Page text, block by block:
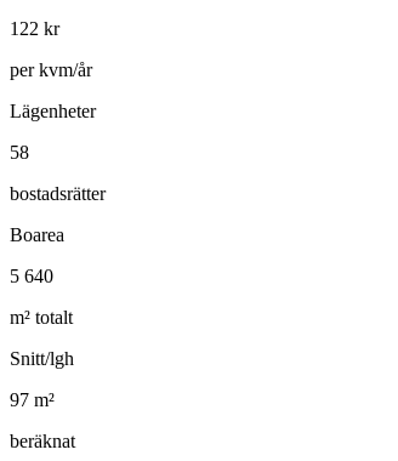
122 kr
per kvm/år
Lägenheter
58
bostadsrätter
Boarea
5 640
m² totalt
Snitt/lgh
97 m²
beräknat